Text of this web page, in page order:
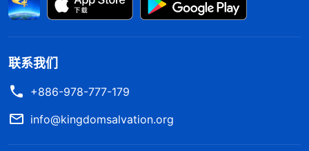
联系我们
+886-978-777-179
info@kingdomsalvation.org